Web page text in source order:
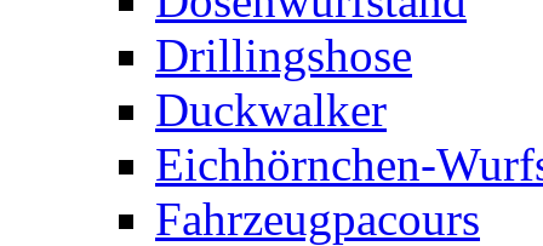
Drillingshose
Duckwalker
Eichhörnchen-
Fahrzeugpacours